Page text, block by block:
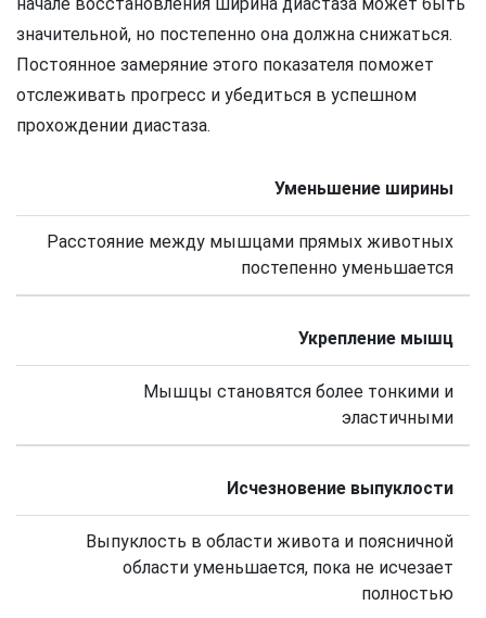
значительной, но постепенно она должна снижаться.
Постоянное замеряние этого показателя поможет
отслеживать прогресс и убедиться в успешном
прохождении диастаза.
Уменьшение ширины
Расстояние между мышцами прямых животных
постепенно уменьшается
Укрепление мышц
Мышцы становятся более тонкими и
эластичными
Исчезновение выпуклости
Выпуклость в области живота и поясничной
области уменьшается, пока не исчезает
полностью